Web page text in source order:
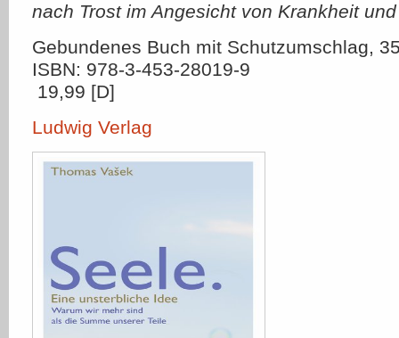
nach Trost im Angesicht von Krankheit
Gebundenes Buch mit Schutzumschlag,
ISBN: 978-3-453-28019-9
 19,99 [D]
Ludwig Verlag